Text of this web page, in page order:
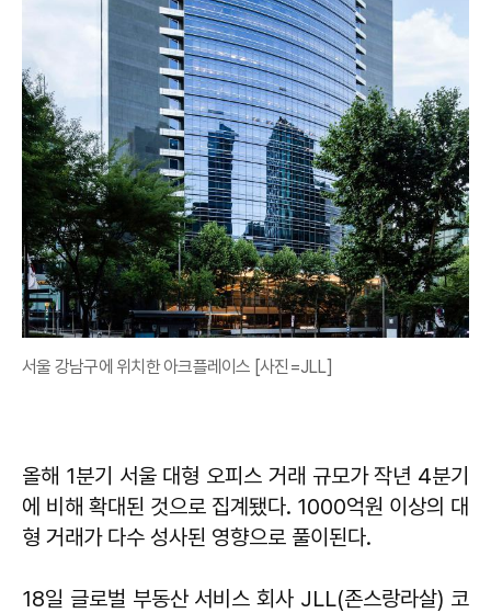
서울 강남구에 위치한 아크플레이스 [사진=JLL]
올해 1분기 서울 대형 오피스 거래 규모가 작년 4분기
에 비해 확대된 것으로 집계됐다. 1000억원 이상의 대
형 거래가 다수 성사된 영향으로 풀이된다.
18일 글로벌 부동산 서비스 회사 JLL(존스랑라살) 코